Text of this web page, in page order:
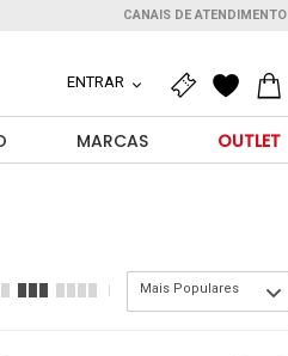
CANAIS DE ATENDIMENTO
ENTRAR
MARCAS OUTLET
Mais Populares